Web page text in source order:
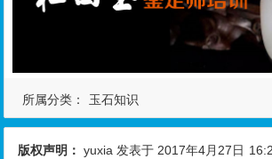
所属分类： 玉石知识
版权声明： yuxia 发表于 2017年4月27日